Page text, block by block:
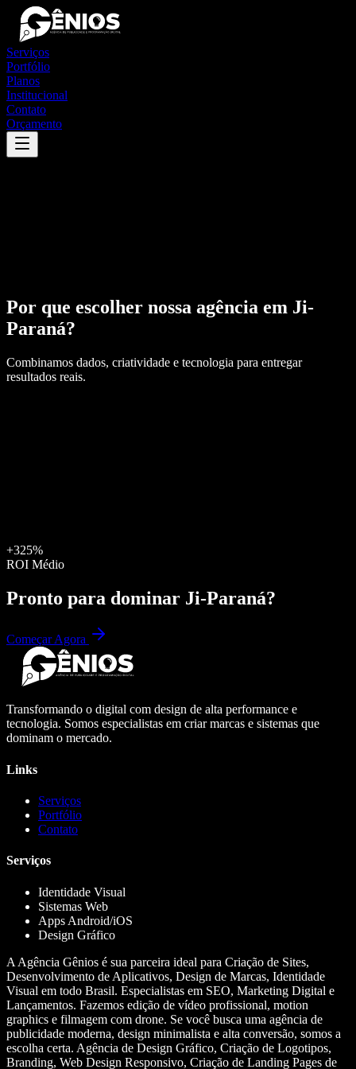
Serviços
Portfólio
Planos
Institucional
Contato
Orçamento
Por que escolher nossa agência em Ji-
Paraná?
Combinamos dados, criatividade e tecnologia para entregar
resultados reais.
+325%
ROI Médio
Pronto para dominar Ji-Paraná?
Começar Agora
Transformando o digital com design de alta performance e
tecnologia. Somos especialistas em criar marcas e sistemas que
dominam o mercado.
Links
Serviços
Portfólio
Contato
Serviços
Identidade Visual
Sistemas Web
Apps Android/iOS
Design Gráfico
A Agência Gênios é sua parceira ideal para Criação de Sites,
Desenvolvimento de Aplicativos, Design de Marcas, Identidade
Visual em todo Brasil. Especialistas em SEO, Marketing Digital e
Lançamentos. Fazemos edição de vídeo profissional, motion
graphics e filmagem com drone. Se você busca uma agência de
publicidade moderna, design minimalista e alta conversão, somos a
escolha certa. Agência de Design Gráfico, Criação de Logotipos,
Branding, Web Design Responsivo, Criação de Landing Pages de